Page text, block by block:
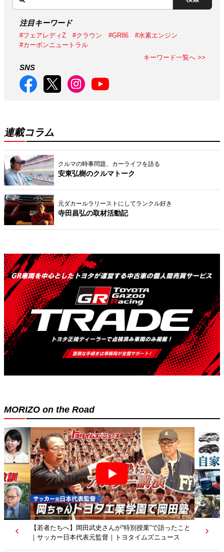
注目キーワード
#フェアレディZ #クラウン #GR86
#水素エンジン
#カーボンニュートラル
キーワード一覧へ >>
SNS
連載コラム
クルマの時事問題、カーライフを語る
安東弘樹のクルマトーク
元ダカールラリーストにしてランクル好き
寺田昌弘の取材活動記
MORIZO on the Road
【若者たちへ】岡田武史さんが“特別授業”で語ったこと
｜サッカー日本代表元監督｜トヨタイムズニュース